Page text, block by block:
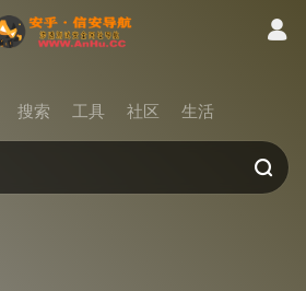
搜索 工具 社区 生活